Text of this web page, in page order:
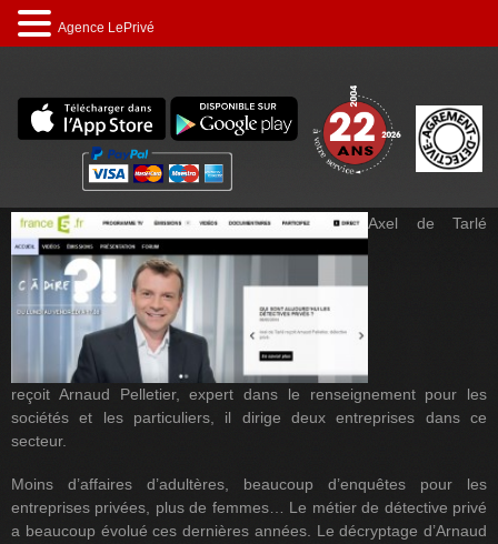
Axel de Tarlé
reçoit Arnaud Pelletier, expert dans le renseignement pour les
sociétés et les particuliers, il dirige deux entreprises dans ce
secteur.
Moins d’affaires d’adultères, beaucoup d’enquêtes pour les
entreprises privées, plus de femmes… Le métier de détective privé
a beaucoup évolué ces dernières années. Le décryptage d’Arnaud
Agence LePrivé